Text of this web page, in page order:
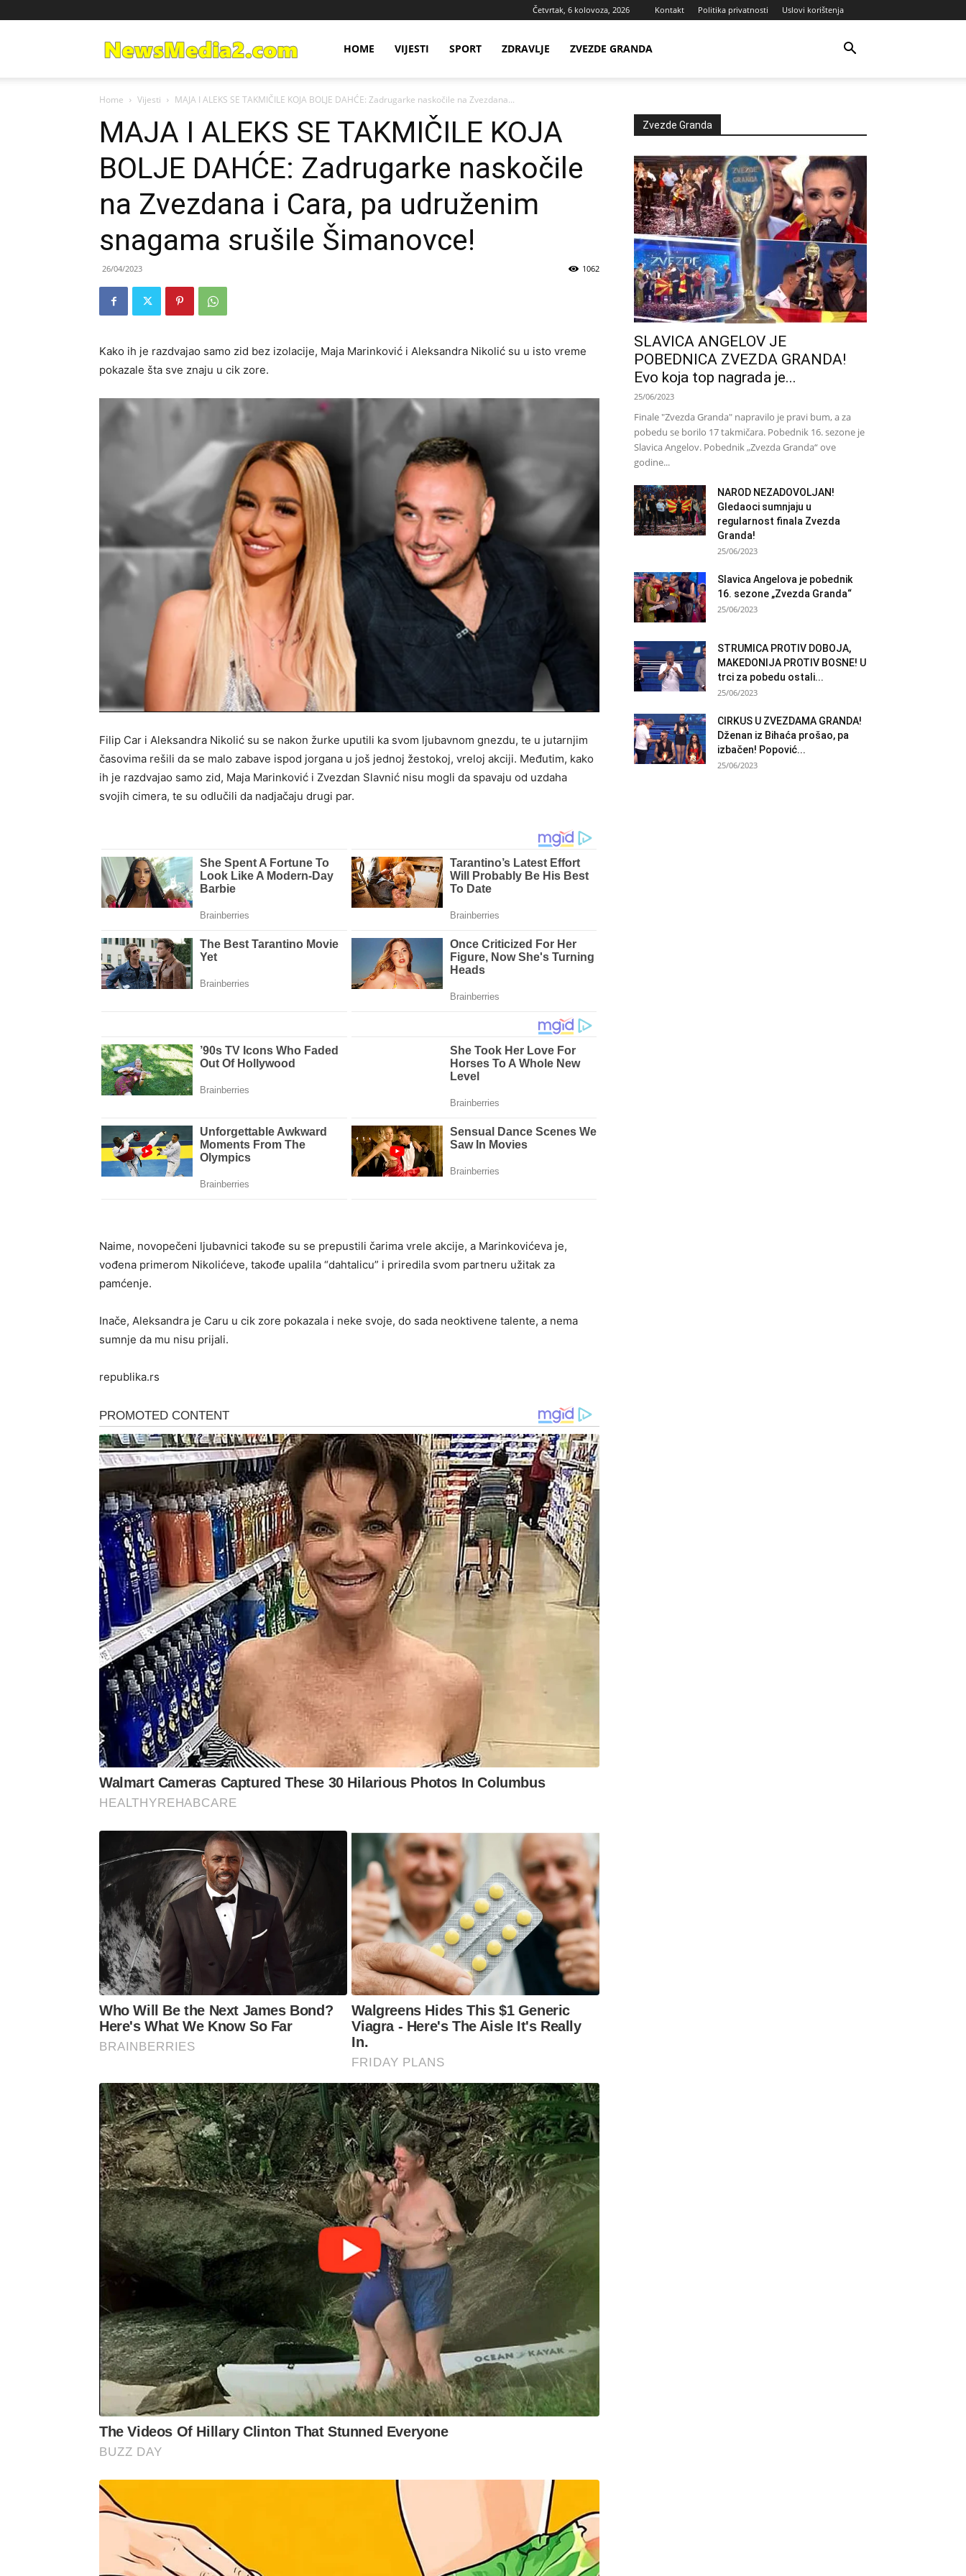
Četvrtak, 6 kolovoza, 2026 Kontakt Politika privatnosti Uslovi korištenja
Media
HOME VIJESTI SPORT ZDRAVLJE ZVEZDE GRANDA
Home Vijesti MAJA I ALEKS SE TAKMIČILE KOJA BOLJE DAHĆE: Zadrugarke naskočile na Zvezdana...
MAJA I ALEKS SE TAKMIČILE KOJA
BOLJE DAHĆE: Zadrugarke naskočile
na Zvezdana i Cara, pa udruženim
snagama srušile Šimanovce!
26/04/2023 1062
Kako ih je razdvajao samo zid bez izolacije, Maja Marinković i Aleksandra Nikolić su u isto vreme
pokazale šta sve znaju u cik zore.
Filip Car i Aleksandra Nikolić su se nakon žurke uputili ka svom ljubavnom gnezdu, te u jutarnjim
časovima rešili da se malo zabave ispod jorgana u još jednoj žestokoj, vreloj akciji. Međutim, kako
ih je razdvajao samo zid, Maja Marinković i Zvezdan Slavnić nisu mogli da spavaju od uzdaha
svojih cimera, te su odlučili da nadjačaju drugi par.
Naime, novopečeni ljubavnici takođe su se prepustili čarima vrele akcije, a Marinkovićeva je,
vođena primerom Nikolićeve, takođe upalila “dahtalicu” i priredila svom partneru užitak za
pamćenje.
Inače, Aleksandra je Caru u cik zore pokazala i neke svoje, do sada neoktivene talente, a nema
sumnje da mu nisu prijali.
republika.rs
Zvezde Granda
SLAVICA ANGELOV JE
POBEDNICA ZVEZDA GRANDA!
Evo koja top nagrada je...
25/06/2023
Finale "Zvezda Granda" napravilo je pravi bum, a za
pobedu se borilo 17 takmičara. Pobednik 16. sezone je
Slavica Angelov. Pobednik „Zvezda Granda“ ove
godine...
NAROD NEZADOVOLJAN!
Gledaoci sumnjaju u
regularnost finala Zvezda
Granda!
25/06/2023
Slavica Angelova je pobednik
16. sezone „Zvezda Granda“
25/06/2023
STRUMICA PROTIV DOBOJA,
MAKEDONIJA PROTIV BOSNE! U
trci za pobedu ostali...
25/06/2023
CIRKUS U ZVEZDAMA GRANDA!
Dženan iz Bihaća prošao, pa
izbačen! Popović...
25/06/2023